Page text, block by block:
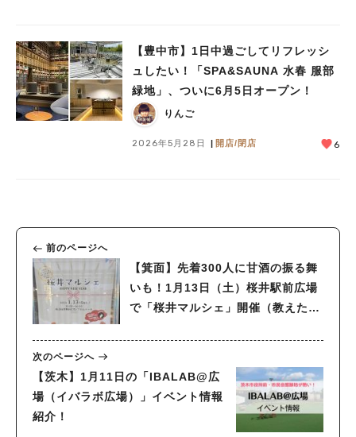
【豊中市】1日中過ごしてリフレッシ
ュしたい！「SPA&SAUNA 水春 服部
緑地」、ついに6月5日オープン！
りんご
2026年5月28日 開店/閉店 6
前のページへ
【箕面】先着300人に甘酒の振る舞
いも！1月13日（土）桜井駅前広場
で「桜井マルシェ」開催（教えたい
次のページへ
【茨木】1月11日の「IBALAB@広
場（イバラボ広場）」イベント情報
紹介！